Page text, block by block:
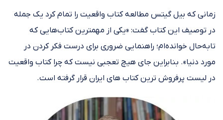
زمانی که بیل گیتس مطالعه کتاب واقعیت را تمام کرد یک جمله
در توصیف این کتاب گفت: «یکی از مهمترین کتاب‌هایی که
تابه‌حال خوانده‌ام؛ راهنمایی ضروری برای درست فکر کردن در
مورد دنیا». بنابراین جای هیچ تعجبی نیست که چرا کتاب واقعیت
در لیست پرفروش ترین کتاب های ایران قرار گرفته است.